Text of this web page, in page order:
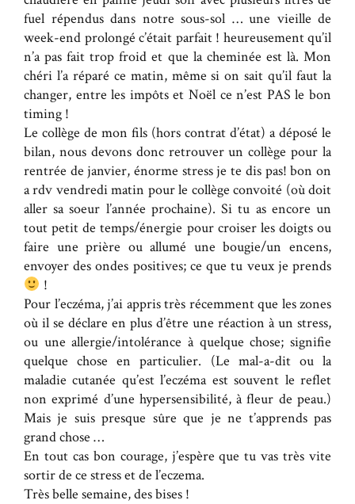
fuel répendus dans notre sous-sol … une vieille de
week-end prolongé c’était parfait ! heureusement qu’il
n’a pas fait trop froid et que la cheminée est là. Mon
chéri l’a réparé ce matin, même si on sait qu’il faut la
changer, entre les impôts et Noël ce n’est PAS le bon
timing !
Le collège de mon fils (hors contrat d’état) a déposé le
bilan, nous devons donc retrouver un collège pour la
rentrée de janvier, énorme stress je te dis pas! bon on
a rdv vendredi matin pour le collège convoité (où doit
aller sa soeur l’année prochaine). Si tu as encore un
tout petit de temps/énergie pour croiser les doigts ou
faire une prière ou allumé une bougie/un encens,
envoyer des ondes positives; ce que tu veux je prends
!
Pour l’eczéma, j’ai appris très récemment que les zones
où il se déclare en plus d’être une réaction à un stress,
ou une allergie/intolérance à quelque chose; signifie
quelque chose en particulier. (Le mal-a-dit ou la
maladie cutanée qu’est l’eczéma est souvent le reflet
non exprimé d’une hypersensibilité, à fleur de peau.)
Mais je suis presque sûre que je ne t’apprends pas
grand chose …
En tout cas bon courage, j’espère que tu vas très vite
sortir de ce stress et de l’eczema.
Très belle semaine, des bises !